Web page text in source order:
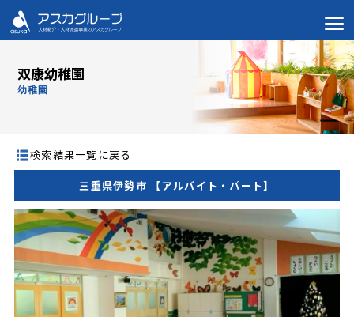
双康幼稚園
幼稚園
検索結果一覧に戻る
三重県伊勢市 【アルバイト・パート】